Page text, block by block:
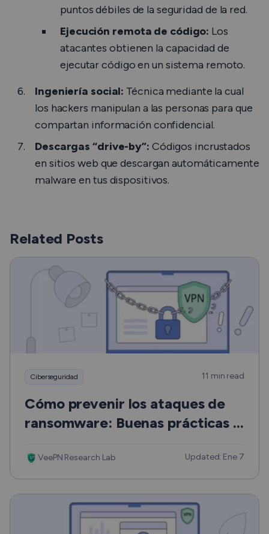
puntos débiles de la seguridad de la red.
Ejecución remota de código: Los
atacantes obtienen la capacidad de
ejecutar código en un sistema remoto.
Ingeniería social: Técnica mediante la cual
los hackers manipulan a las personas para que
compartan información confidencial.
Descargas “drive-by”: Códigos incrustados
en sitios web que descargan automáticamente
malware en tus dispositivos.
Related Posts
Ciberseguridad 11 min read
Cómo prevenir los ataques de
ransomware: Buenas prácticas y
VeePN Research Lab Updated: Ene 7